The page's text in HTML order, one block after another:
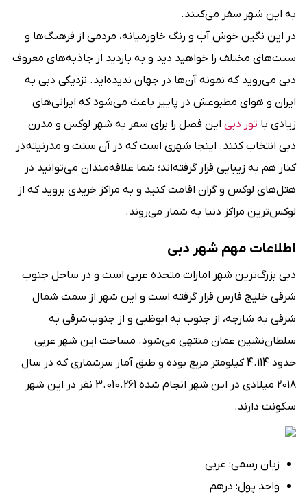
به این شهر سفر می‌کنند.
در این نگین خوش آب و رنگ خاورمیانه، مردمی از فرهنگ‌ها و
سنت‌های مختلف را خواهید دید و به بازدید از جاذبه‌های معروف
دبی می‌روید که نمونه آن‌ها در جهان ندیده‌اید. نزدیکی دبی به
ایران و هوای مطبوعش در پاییز باعث می‌شود که ایرانی‌های
زیادی با تور دبی این فصل را برای سفر به شهر لوکس و مدرن
دبی انتخاب کنند. اینجا شهری است که در آن سنت و مدرنیتهدر
کنار هم به زیبایی قرار گرفته‌اند؛ شما علاقه‌مندان می‌توانید در
هتل‌های لوکس و گران اقامت کنید و به مراکز خریدی بروید که از
لوکس‌ترین مراکز دنیا به شمار می‌روند.
اطلاعات مهم شهر دبی
دبی بزرگ‌ترین شهر امارات متحده عربی است و در ساحل جنوب
شرقی خلیج فارس قرار گرفته است و این شهر از سمت شمال
شرقی به شارجه، از جنوب به ابوظبی و از جنوب شرقی به
سلطان‌نشین عمان منتهی می‌شود. مساحت این شهر عربی
حدود 4.114 کیلومتر مربع بوده و طبق آمار سرشماری که در سال
2018 میلادی در این شهر انجام شده 3.010.261 نفر در این شهر
سکونت دارند.
زبان رسمی: عربی
واحد پول: درهم